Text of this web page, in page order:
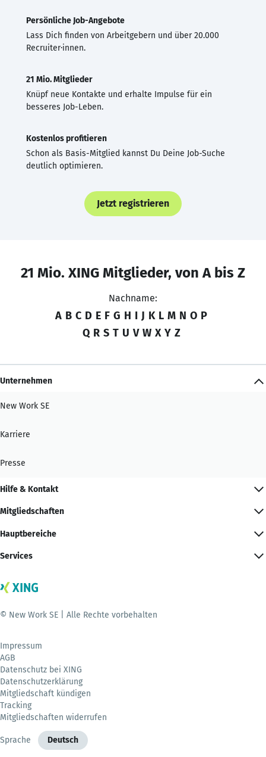
Persönliche Job-Angebote
Lass Dich finden von Arbeitgebern und über 20.000
Recruiter·innen.
21 Mio. Mitglieder
Knüpf neue Kontakte und erhalte Impulse für ein
besseres Job-Leben.
Kostenlos profitieren
Schon als Basis-Mitglied kannst Du Deine Job-Suche
deutlich optimieren.
Jetzt registrieren
21 Mio. XING Mitglieder, von A bis Z
Nachname:
A B C D E F G H I J K L M N O P
Q R S T U V W X Y Z
Unternehmen
New Work SE
Karriere
Presse
Hilfe & Kontakt
Mitgliedschaften
Hauptbereiche
Services
© New Work SE | Alle Rechte vorbehalten
Impressum
AGB
Datenschutz bei XING
Datenschutzerklärung
Mitgliedschaft kündigen
Tracking
Mitgliedschaften widerrufen
Sprache Deutsch